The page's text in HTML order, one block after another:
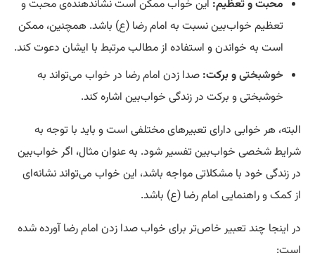
محبت و تعظیم: این خواب ممکن است نشاندهنده‌ی محبت و
تعظیم خواب‌بین نسبت به امام رضا (ع) باشد. همچنین، ممکن
است به خواندن و استفاده از مطالب مرتبط با ایشان دعوت کند.
خوشبختیو برکت: صدا زدن امام رضا در خواب می‌تواند به
خوشبختی و برکت در زندگی خواب‌بین اشاره کند.
البته، هر خوابی دارای تعبیرهای مختلفی است و باید با توجه به
شرایط شخصی خواب‌بین تفسیر شود. به عنوان مثال، اگر خواب‌بین
در زندگی خود با مشکلاتی مواجه باشد، این خواب می‌تواند نشانه‌ای
از کمک و راهنمایی امام رضا (ع) باشد.
در اینجا چند تعبیر خاص‌تر برای خواب صدا زدن امام رضا آورده شده
است: